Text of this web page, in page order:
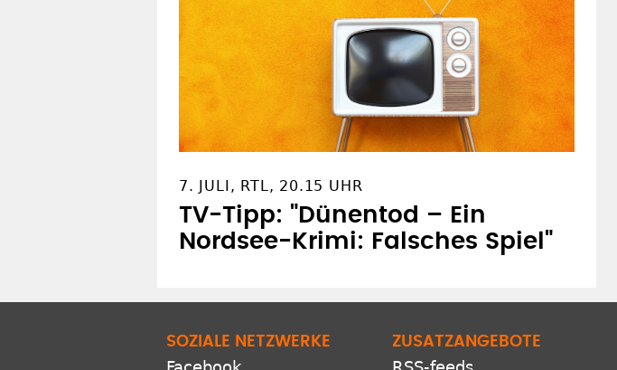
7. JULI, RTL, 20.15 UHR
TV-Tipp: "Dünentod – Ein
Nordsee-Krimi: Falsches Spiel"
SOZIALE NETZWERKE ZUSATZANGEBOTE